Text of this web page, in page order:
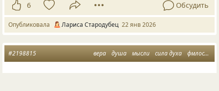
6 Обсудить
Опубликовала Лариса Стародубец 22 янв 2026
вера душа мысли сила духа фмлософия
#2198815